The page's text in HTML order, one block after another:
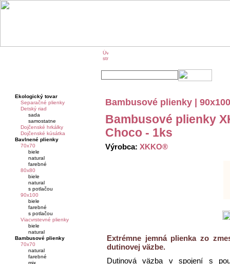
Ekologický tovar
Separačné plienky
Detský riad
sada
samostatne
Dojčenské hrkálky
Dojčenské kúsátka
Bavlnené plienky
70x70
biele
natural
farebné
80x80
biele
natural
s potlačou
90x100
biele
farebné
s potlačou
Viacvrstevné plienky
biele
natural
Bambusové plienky
70x70
natural
farebné
mix
Bambusové plienky |
Bambusové plienky
Choco - 1ks
Výrobca: XKKO®
Extrémne jemná plienka zo
dutinovej väzbe.
Dutinová väzba v spojení s